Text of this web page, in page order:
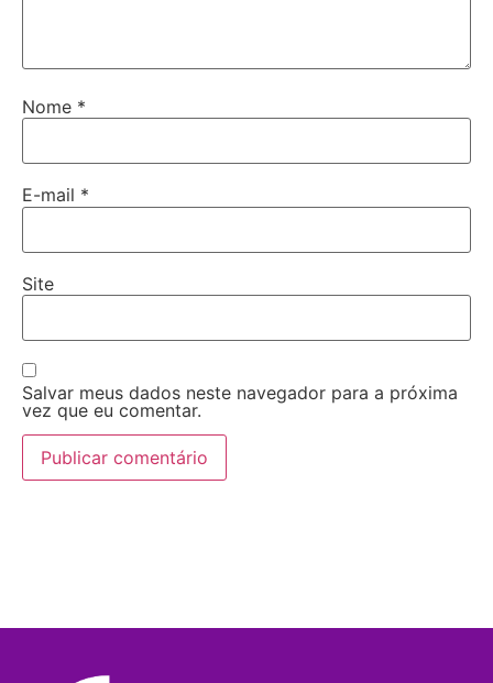
Nome *
E-mail *
Site
Salvar meus dados neste navegador para a próxima
vez que eu comentar.